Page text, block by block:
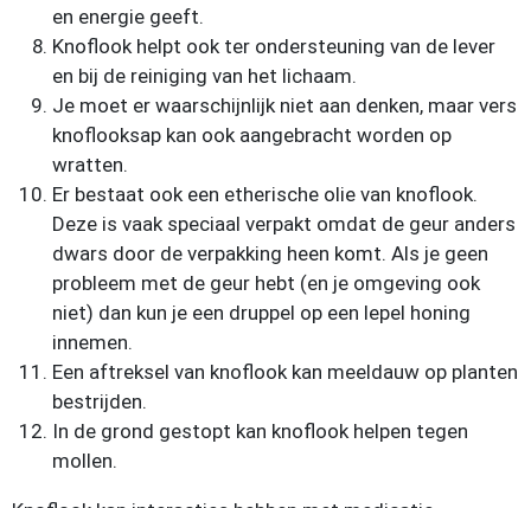
en energie geeft.
Knoflook helpt ook ter ondersteuning van de lever
en bij de reiniging van het lichaam.
Je moet er waarschijnlijk niet aan denken, maar vers
knoflooksap kan ook aangebracht worden op
wratten.
Er bestaat ook een etherische olie van knoflook.
Deze is vaak speciaal verpakt omdat de geur anders
dwars door de verpakking heen komt. Als je geen
probleem met de geur hebt (en je omgeving ook
niet) dan kun je een druppel op een lepel honing
innemen.
Een aftreksel van knoflook kan meeldauw op planten
bestrijden.
In de grond gestopt kan knoflook helpen tegen
mollen.